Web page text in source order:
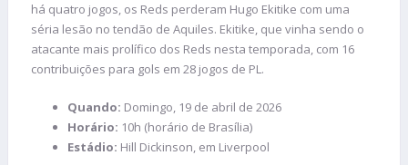
há quatro jogos, os Reds perderam Hugo Ekitike com uma
séria lesão no tendão de Aquiles. Ekitike, que vinha sendo o
atacante mais prolífico dos Reds nesta temporada, com 16
contribuições para gols em 28 jogos de PL.
Quando: Domingo, 19 de abril de 2026
Horário: 10h (horário de Brasília)
Estádio: Hill Dickinson, em Liverpool